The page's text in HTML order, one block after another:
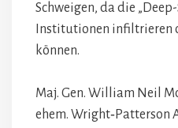
Schweigen, da die
Institutionen infiltrieren
können.
Maj. Gen. William Neil
ehem. Wright‑Patterson